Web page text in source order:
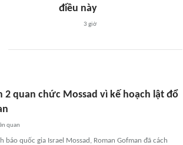
điều này
3 giờ
2 quan chức Mossad vì kế hoạch lật đổ
quan
báo quốc gia Israel Mossad, Roman Gofman đã cách